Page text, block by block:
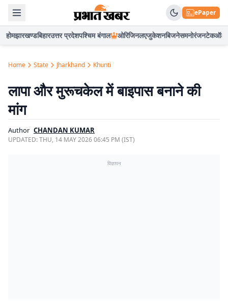
ePaper
होमझारखण्डबिहारउत्तर प्रदेशपश्चिम बंगाल ओरिजिनलएजुकेशनबिजनेसमनोरंजनटेकऑटो
Home State Jharkhand Khunti
लापा और मुरूचकेल में बाइपास बनाने की
मांग
Author CHANDAN KUMAR
UPDATED:THU, 14 MAY 2026 06:45 PM (IST)
विज्ञापन